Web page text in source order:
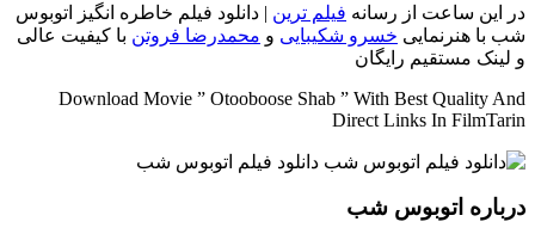
در این ساعت از رسانه فیلم ترین | دانلود فیلم خاطره انگیز اتوبوس
شب با هنرنمایی خسرو شکیبایی و محمدرضا فروتن با کیفیت عالی
و لینک مستقیم رایگان
Download Movie ” Otooboose Shab ” With Best Quality And
Direct Links In FilmTarin
درباره اتوبوس شب